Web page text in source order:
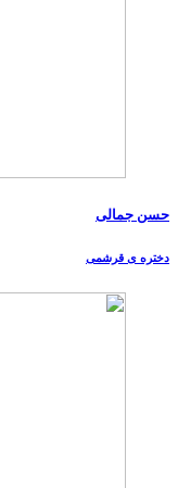
حسن جمالی
دختره ی قرشمی